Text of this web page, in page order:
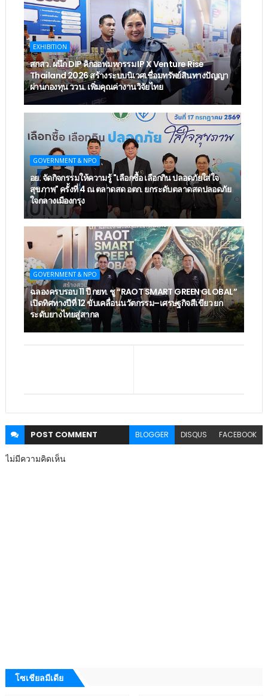
EXHIBITION
สกสว. ผนึก DIP คิกออฟมหกรรม IP X Venture Rise
Thailand 2026 สร้างระบบนิเวศเชื่อมทรัพย์สินทางปัญญา
ผ่านกองทุน ววน. เพิ่มคุณค่างานวิจัยไทย
GOVERNMENT & NPO
อย. จัดกิจกรรมให้ความรู้ "เลือกซื้อ เลือกกิน ปลอดภัยใส่ใจ
สุขภาพ" ครั้งที่ 4 ณ ตลาดสด อตก. ยกระดับตลาดสดปลอดภัย
ใจกลางเมืองกรุง
GOVERNMENT & NPO
ฉลองครบรอบ 11 ปี กยท. ชู “RAOT SMART GREEN GLOBAL”
เปิดทิศทางปีที่ 12 ขับเคลื่อนนวัตกรรม–เศรษฐกิจสีเขียว ยก
ระดับยางไทยสู่สากล
POST COMMENT BLOGGER DISQUS FACEBOOK
ไม่มีความคิดเห็น
โซเชียลมีเดีย